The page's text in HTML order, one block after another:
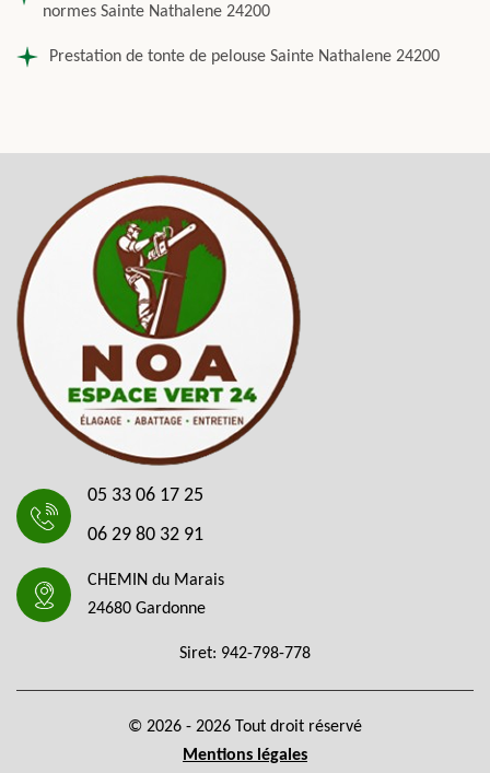
normes Sainte Nathalene 24200
Prestation de tonte de pelouse Sainte Nathalene 24200
05 33 06 17 25
06 29 80 32 91
CHEMIN du Marais
24680 Gardonne
Siret: 942-798-778
© 2026 - 2026 Tout droit réservé
Mentions légales